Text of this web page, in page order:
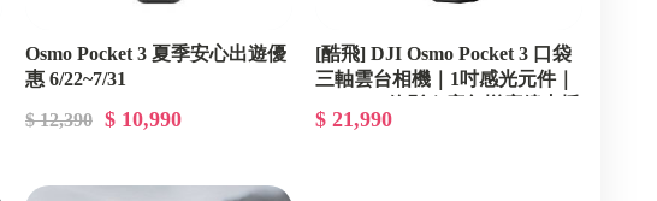
Osmo Pocket 3 夏季安心出遊優
惠 6/22~7/31
$ 12,390 $ 10,990
[酷飛] DJI Osmo Pocket 3 口袋
三軸雲台相機｜1吋感光元件｜
｜輕巧便攜｜零卡分期輕鬆入
$ 21,990